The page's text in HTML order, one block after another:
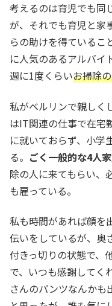
考えるのは育児でも同
が、それでも育児と家
らの助けを得ているこ
に人気のあるアルバイ
週に1度くらいお掃除
私がベルリンで親しく
はIT関連の仕事で在宅
に就いておらず、小学
る。 ごく一般的な4人
除の人に来てもらい、
も雇っている。
私も時間があれば顔を
伝いをしているが、奥
付きっ切りの状態で、
で、いつも感謝してく
さんのパンツなんか